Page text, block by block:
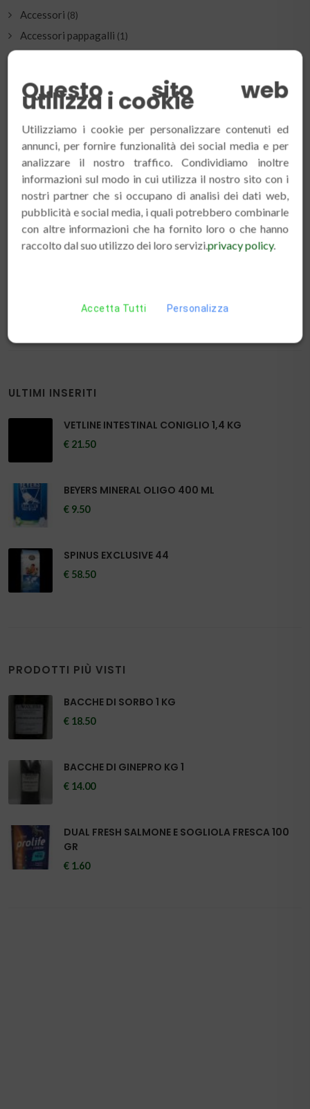
Accessori (8)
Accessori pappagalli (1)
Attrezzature per Allevamento(4)
Cura & Benessere (10)
Gabbie(3)
Integratori(3)
Lettiere(4)
Mangimi (4)
MANGIMI ALTRI RODITORI(0)
(2)
ULTIMI INSERITI
VETLINE INTESTINAL CONIGLIO 1,4 KG
€ 21.50
BEYERS MINERAL OLIGO 400 ML
€ 9.50
SPINUS EXCLUSIVE 44
€ 58.50
PRODOTTI PIÙ VISTI
BACCHE DI SORBO 1 KG
€ 18.50
BACCHE DI GINEPRO KG 1
€ 14.00
DUAL FRESH SALMONE E SOGLIOLA FRESCA 100
GR
€ 1.60
Questo sito web
utilizza i cookie
Utilizziamo i cookie per personalizzare contenuti ed
annunci, per fornire funzionalità dei social media e per
analizzare il nostro traffico. Condividiamo inoltre
informazioni sul modo in cui utilizza il nostro sito con i
nostri partner che si occupano di analisi dei dati web,
pubblicità e social media, i quali potrebbero combinarle
con altre informazioni che ha fornito loro o che hanno
raccolto dal suo utilizzo dei loro servizi.privacy policy.
Accetta Tutti Personalizza